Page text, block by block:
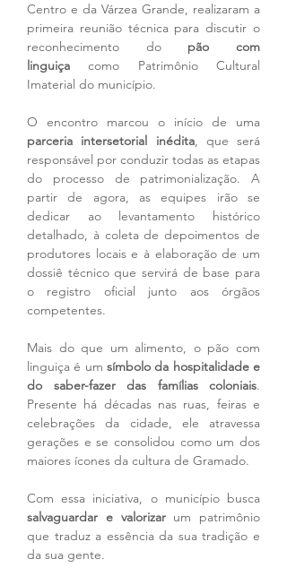
Centro e da Várzea Grande, realizaram a
primeira reunião técnica para discutir o
reconhecimento do pão com
linguiça como Patrimônio Cultural
Imaterial do município.
parceria intersetorial inédita, que será
responsável por conduzir todas as etapas
do processo de patrimonialização. A
partir de agora, as equipes irão se
dedicar ao levantamento histórico
detalhado, à coleta de depoimentos de
produtores locais e à elaboração de um
dossiê técnico que servirá de base para
o registro oficial junto aos órgãos
competentes.
Mais do que um alimento, o pão com
linguiça é um símbolo da hospitalidade e
do saber-fazer das famílias coloniais.
Presente há décadas nas ruas, feiras e
celebrações da cidade, ele atravessa
gerações e se consolidou como um dos
maiores ícones da cultura de Gramado.
salvaguardar e valorizar um patrimônio
que traduz a essência da sua tradição e
da sua gente.